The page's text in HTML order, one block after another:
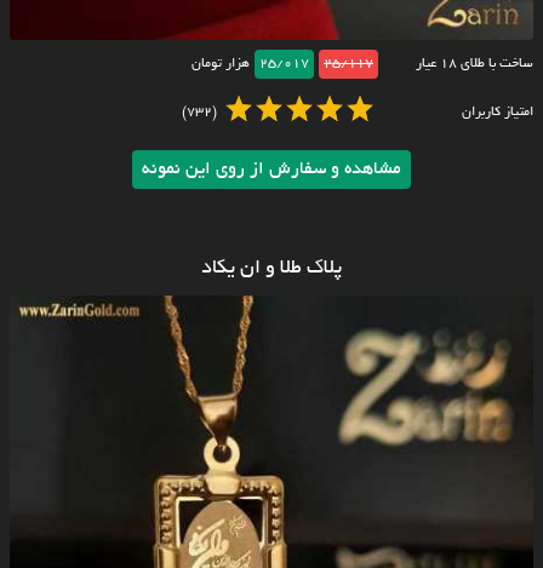
ساخت با طلای ۱۸ عیار 25/117
25/017 هزار تومان
امتیاز کاربران (732)
مشاهده و سفارش از روی این نمونه
پلاک طلا و ان یکاد